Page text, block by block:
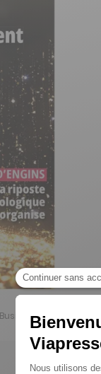
Business BTP n° 7